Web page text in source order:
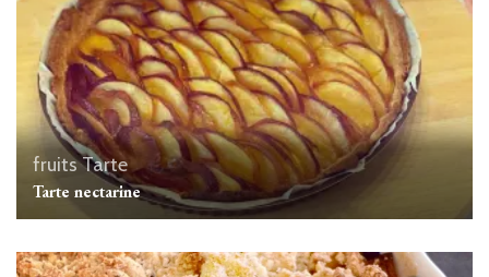
fruitsTarte
Tarte nectarine